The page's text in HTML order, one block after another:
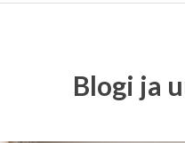
Blogi ja